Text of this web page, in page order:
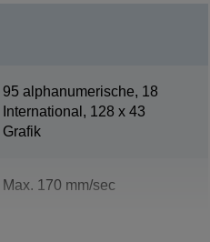
95 alphanumerische, 18
International, 128 x 43
Grafik
Max. 170 mm/sec